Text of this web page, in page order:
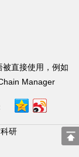
直接使用，例如
Manager
研